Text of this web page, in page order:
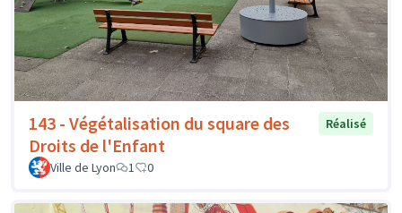
143 - Végétalisation du square des
Droits de l'Enfant
Réalisé
Ville de Lyon 1 0